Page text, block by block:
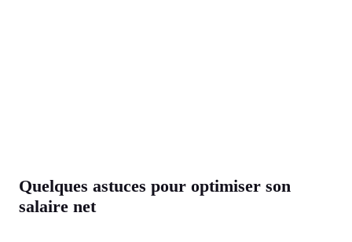
Quelques astuces pour optimiser son
salaire net